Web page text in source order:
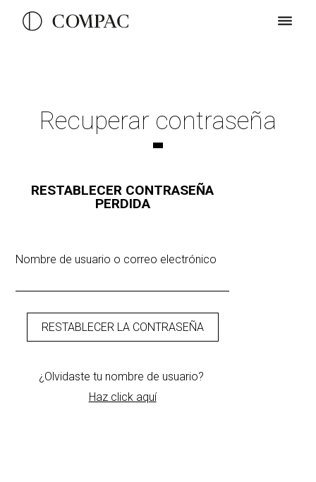
Recuperar contraseña
RESTABLECER CONTRASEÑA
PERDIDA
Nombre de usuario o correo electrónico
¿Olvidaste tu nombre de usuario?
Haz click aquí